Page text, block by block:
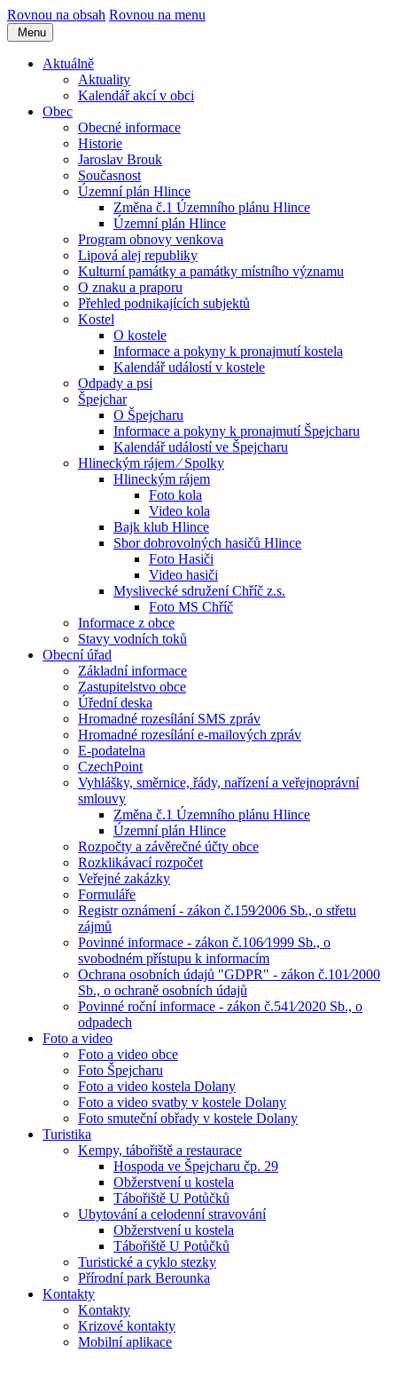
Rovnou na obsah Rovnou na menu
Menu
Aktuálně
Aktuality
Kalendář akcí v obci
Obec
Obecné informace
Historie
Jaroslav Brouk
Současnost
Územní plán Hlince
Změna č.1 Územního plánu Hlince
Územní plán Hlince
Program obnovy venkova
Lipová alej republiky
Kulturní památky a památky místního významu
O znaku a praporu
Přehled podnikajících subjektů
Kostel
O kostele
Informace a pokyny k pronajmutí kostela
Kalendář událostí v kostele
Odpady a psi
Špejchar
O Špejcharu
Informace a pokyny k pronajmutí Špejcharu
Kalendář událostí ve Špejcharu
Hlineckým rájem ⁄ Spolky
Hlineckým rájem
Foto kola
Video kola
Bajk klub Hlince
Sbor dobrovolných hasičů Hlince
Foto Hasiči
Video hasiči
Myslivecké sdružení Chříč z.s.
Foto MS Chříč
Informace z obce
Stavy vodních toků
Obecní úřad
Základní informace
Zastupitelstvo obce
Úřední deska
Hromadné rozesílání SMS zpráv
Hromadné rozesílání e-mailových zpráv
E-podatelna
CzechPoint
Vyhlášky, směrnice, řády, nařízení a veřejnoprávní
smlouvy
Změna č.1 Územního plánu Hlince
Územní plán Hlince
Rozpočty a závěrečné účty obce
Rozklikávací rozpočet
Veřejné zakázky
Formuláře
Registr oznámení - zákon č.159⁄2006 Sb., o střetu
zájmů
Povinné informace - zákon č.106⁄1999 Sb., o
svobodném přístupu k informacím
Ochrana osobních údajů "GDPR" - zákon č.101⁄2000
Sb., o ochraně osobních údajů
Povinné roční informace - zákon č.541⁄2020 Sb., o
odpadech
Foto a video
Foto a video obce
Foto Špejcharu
Foto a video kostela Dolany
Foto a video svatby v kostele Dolany
Foto smuteční obřady v kostele Dolany
Turistika
Kempy, tábořiště a restaurace
Hospoda ve Špejcharu čp. 29
Obžerstvení u kostela
Tábořiště U Potůčků
Ubytování a celodenní stravování
Obžerstvení u kostela
Tábořiště U Potůčků
Turistické a cyklo stezky
Přírodní park Berounka
Kontakty
Kontakty
Krizové kontakty
Mobilní aplikace